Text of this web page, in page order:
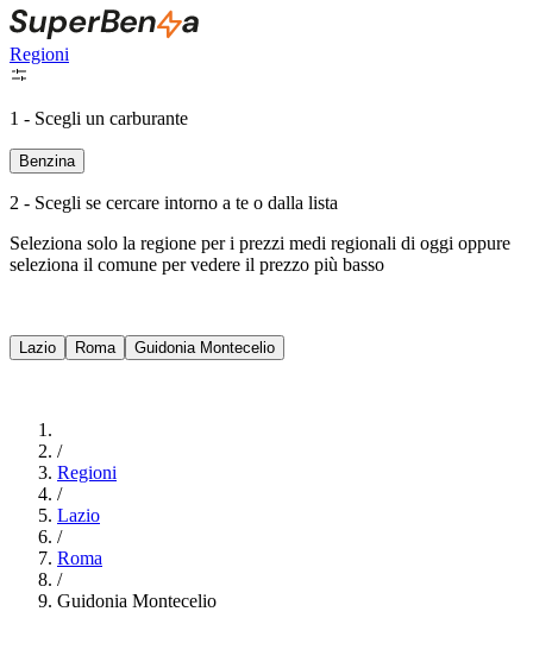
Regioni
1 - Scegli un carburante
Benzina
2 - Scegli se cercare intorno a te o dalla lista
Seleziona solo la regione per i prezzi medi regionali di oggi oppure
seleziona il comune per vedere il prezzo più basso
Lazio Roma Guidonia Montecelio
/
Regioni
/
Lazio
/
Roma
/
Guidonia Montecelio